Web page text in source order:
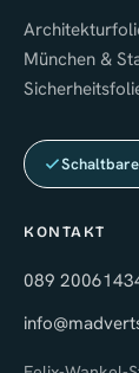
München &
Schaltbare
KONTAKT
089